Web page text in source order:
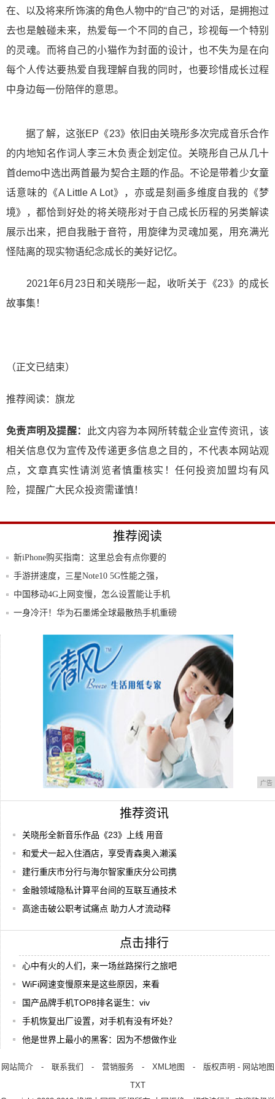
在、以及将来所饰演的角色人物中的“自己”的对话，是拥抱过
去也是触碰未来，热爱每一个不同的自己，珍视每一个特别
的灵魂。而将自己的小猫作为封面的设计，也不失为是在向
每个人传达要热爱自我理解自我的同时，也要珍惜成长过程
中身边每一份陪伴的意思。
据了解，这张EP《23》依旧由关晓彤多次完成音乐合作
的内地知名作词人李三木负责企划定位。关晓彤自己从几十
首demo中选出两首最为契合主题的作品。不论是带着少女童
话意味的《A Little A Lot》，亦或是刻画多维度自我的《梦
境》，都恰到好处的将关晓彤对于自己成长历程的另类解读
展示出来，把自我融于音符，用旋律为灵魂加冕，用充满光
怪陆离的现实物语纪念成长的美好记忆。
2021年6月23日和关晓彤一起，收听关于《23》的成长
故事集！
（正文已结束）
推荐阅读： 旗龙
免责声明及提醒：
此文内容为本网所转载企业宣传资讯，该
相关信息仅为宣传及传递更多信息之目的，不代表本网站观
点，文章真实性请浏览者慎重核实！任何投资加盟均有风
险，提醒广大民众投资需谨慎！
推荐阅读
新iPhone购买指南：这里总会有点你要的
手游拼速度，三星Note10 5G性能之强，
中国移动4G上网变慢，怎么设置能让手机
上网更
一身冷汗！华为石墨烯全球最散热手机重磅
经典设计PC除了小黑Mac还有他们!
广告
推荐资讯
关晓彤全新音乐作品《23》上线 用音
和爱犬一起入住酒店，享受青森奥入濑溪
建行重庆市分行与海尔智家重庆分公司携
金融领域隐私计算平台间的互联互通技术
高途击破公职考试痛点 助力人才流动释
点击排行
心中有火的人们，来一场丝路探行之旅吧
WiFi网速变慢原来是这些原因，来看
国产品牌手机TOP8排名诞生：viv
手机恢复出厂设置，对手机有没有坏处？
他是世界上最小的黑客：因为不想做作业
网站简介- 联系我们 - 营销服务- XML地图 - 版权声明 - 网站地图
TXT